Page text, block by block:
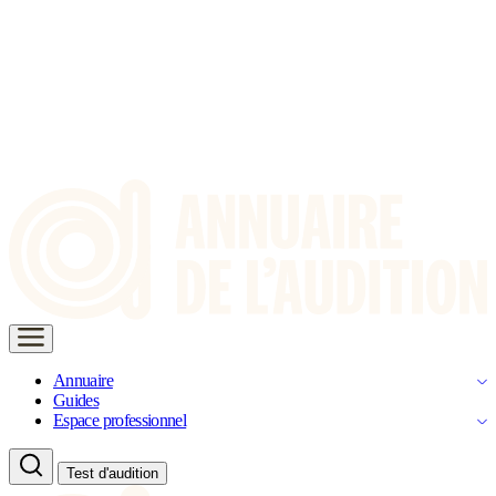
Annuaire
Guides
Espace professionnel
Test d'audition